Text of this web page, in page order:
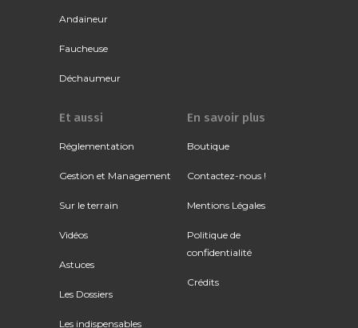
Andaineur
Faucheuse
Déchaumeur
Et aussi
Réglementation
Gestion et Management
Sur le terrain
Vidéos
Astuces
Les Dossiers
Les indispensables
En savoir plus
Boutique
Contactez-nous !
Mentions Légales
Politique de
confidentialité
Crédits